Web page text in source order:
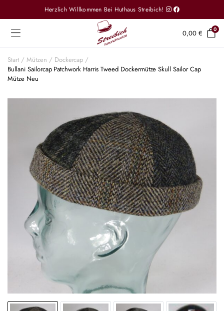
Herzlich Willkommen Bei Huthaus Streibich!
0,00 € 0
Start Mützen
Dockercap
Bullani Sailorcap Patchwork Harris Tweed Dockermütze Skull Sailor Cap
Mütze Neu